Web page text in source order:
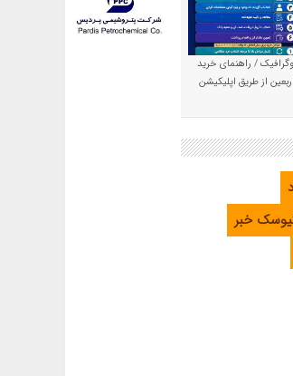
/ راهنمای خرید
از طریق اپلیکیشن
خبر